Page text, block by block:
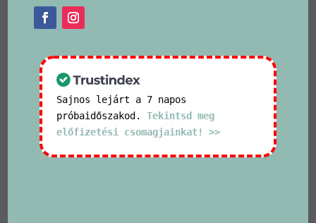
Sajnos lejárt a 7 napos
próbaidőszakod. Tekintsd meg
előfizetési csomagjainkat! >>